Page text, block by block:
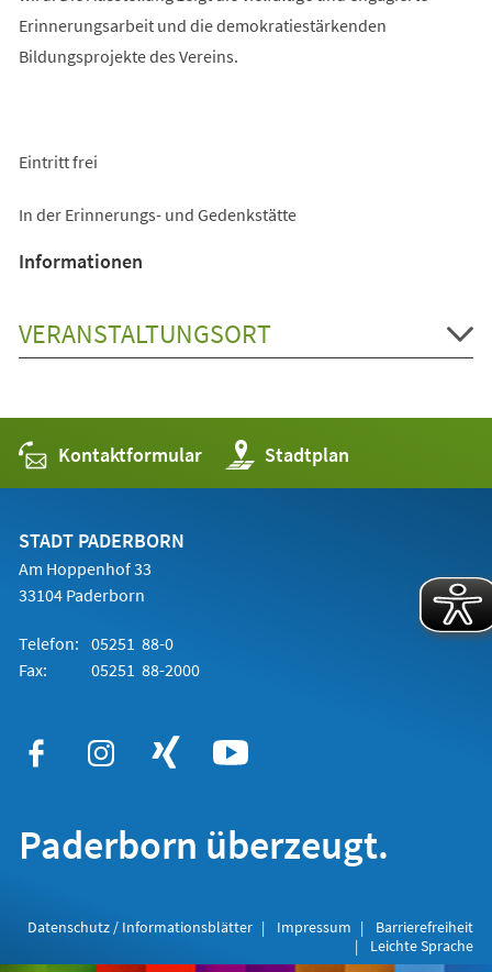
Erinnerungsarbeit und die demokratiestärkenden
Bildungsprojekte des Vereins.
Eintritt frei
In der Erinnerungs- und Gedenkstätte
Informationen
VERANSTALTUNGSORT
Kontaktformular Stadtplan
(Öffnet
in
einem
STADT PADERBORN
Am Hoppenhof 33
33104 Paderborn
Telefon: 05251 88-0
Fax:
05251 88-2000
Paderborn überzeugt.
Datenschutz / Informationsblätter Impressum
Barrierefreiheit
Leichte Sprache